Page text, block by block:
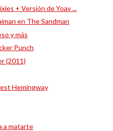
+ Versión de Yoav ...
en The Sandman
y más
Punch
(2011)
Hemingway
a matarte